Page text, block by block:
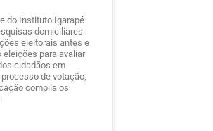
do Instituto Igarapé
domiciliares
eleitorais antes e
eleições para avaliar
cidadãos em
de votação;
compila os